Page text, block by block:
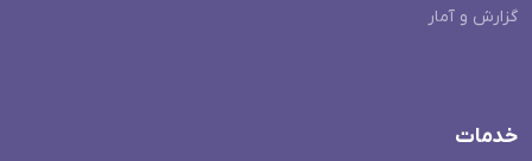
گزارش و آمار
خدمات